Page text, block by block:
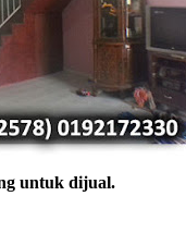
untuk dijual.